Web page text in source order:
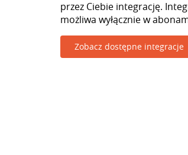
przez Ciebie integrację.
możliwa wyłącznie w
Zobacz dostępne integracje